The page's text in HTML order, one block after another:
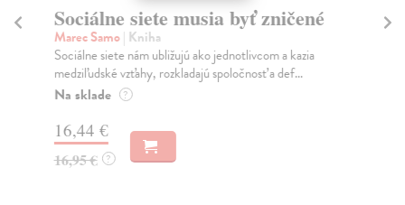
Sociálne siete musia byť zničené
Marec Samo| Kniha
Sociálne siete nám ubližujú ako jednotlivcom a kazia
medziľudské vzťahy, rozkladajú spoločnosť a def...
Na sklade ?
16,44 €
16,95 € ?